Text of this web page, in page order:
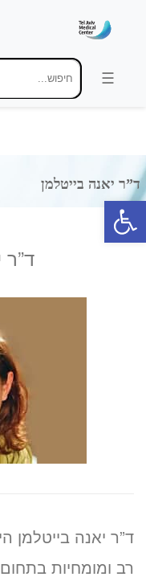
פתח סרגל נגישות
ד”ר
ד”ר יאנה בייטלמן
רב ומומחיות בתחום